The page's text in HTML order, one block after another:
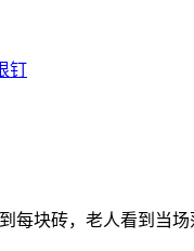
钉
每块砖，老人看到当场